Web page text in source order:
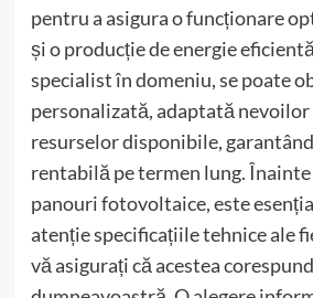
pentru a asigura o funcționare
și o producție de energie
specialist în domeniu, se poate
personalizată, adaptată
resurselor disponibile,
rentabilă pe termen lung. Înainte
panouri fotovoltaice, este
atenție specificațiile tehnice ale
vă asigurați că acestea